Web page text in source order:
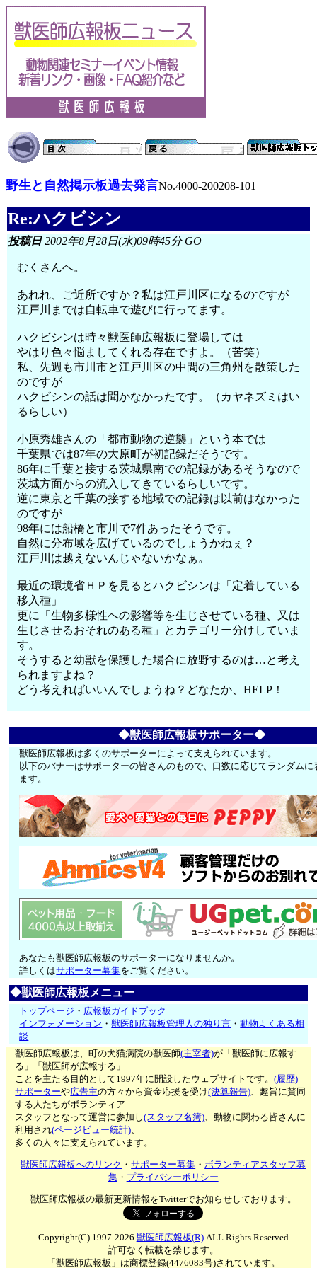
野生と自然掲示板過去発言No.4000-200208-101
Re:ハクビシン
投稿日2002年8月28日(水)09時45分 GO
むくさんへ。
あれれ、ご近所ですか？私は江戸川区になるのですが
江戸川までは自転車で遊びに行ってます。
ハクビシンは時々獣医師広報板に登場しては
やはり色々悩ましてくれる存在ですよ。（苦笑）
私、先週も市川市と江戸川区の中間の三角州を散策した
のですが
ハクビシンの話は聞かなかったです。（カヤネズミはい
るらしい）
小原秀雄さんの「都市動物の逆襲」という本では
千葉県では87年の大原町が初記録だそうです。
86年に千葉と接する茨城県南での記録があるそうなので
茨城方面からの流入してきているらしいです。
逆に東京と千葉の接する地域での記録は以前はなかった
のですが
98年には船橋と市川で7件あったそうです。
自然に分布域を広げているのでしょうかねぇ？
江戸川は越えないんじゃないかなぁ。
最近の環境省ＨＰを見るとハクビシンは「定着している
移入種」
更に「生物多様性への影響等を生じさせている種、又は
生じさせるおそれのある種」とカテゴリー分けしていま
す。
そうすると幼獣を保護した場合に放野するのは…と考え
られますよね？
どう考えればいいんでしょうね？どなたか、HELP！
◆獣医師広報板サポーター◆
獣医師広報板は多くのサポーターによって支えられています。
以下のバナーはサポーターの皆さんのもので、口数に応じてランダムに
ます。
あなたも獣医師広報板のサポーターになりませんか。
詳しくはサポーター募集をご覧ください。
◆獣医師広報板メニュー
トップページ ・ 広報板ガイドブック
インフォメーション ・獣医師広報板管理人の独り言 ・動物よくある相
談
獣医師広報板は、町の犬猫病院の獣医師(主宰者)が「獣医師に広報す
る」「獣医師が広報する」
ことを主たる目的として1997年に開設したウェブサイトです。(履歴)
サポーターや広告主の方々から資金応援を受け(決算報告)、趣旨に賛同
する人たちがボランティア
スタッフとなって運営に参加し(スタッフ名簿)、動物に関わる皆さんに
利用され(ページビュー統計)、
多くの人々に支えられています。
獣医師広報板へのリンク ・サポーター募集 ・ボランティアスタッフ募
集・ プライバシーポリシー
獣医師広報板の最新更新情報をTwitterでお知らせしております。
Copyright(C) 1997-2026 獣医師広報板(R)ALL Rights Reserved
許可なく転載を禁じます。
「獣医師広報板」は商標登録(4476083号)されています。